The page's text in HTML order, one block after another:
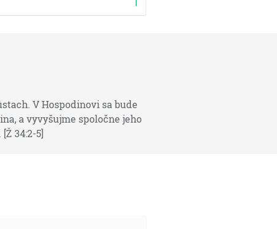
V Hospodinovi sa bude
a vyvyšujme spoločne jeho
34:2-5]